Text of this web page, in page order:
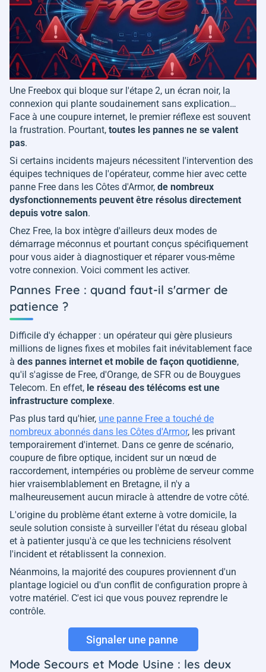
Une Freebox qui bloque sur l'étape 2, un écran noir, la
connexion qui plante soudainement sans explication…
Face à une coupure internet, le premier réflexe est souvent
la frustration. Pourtant, toutes les pannes ne se valent
pas.
Si certains incidents majeurs nécessitent l'intervention des
équipes techniques de l'opérateur, comme hier avec cette
panne Free dans les Côtes d'Armor, de nombreux
dysfonctionnements peuvent être résolus directement
depuis votre salon.
Chez Free, la box intègre d'ailleurs deux modes de
démarrage méconnus et pourtant conçus spécifiquement
pour vous aider à diagnostiquer et réparer vous-même
votre connexion. Voici comment les activer.
Pannes Free : quand faut-il s'armer de
patience ?
Difficile d'y échapper : un opérateur qui gère plusieurs
millions de lignes fixes et mobiles fait inévitablement face
à des pannes internet et mobile de façon quotidienne,
qu'il s'agisse de Free, d'Orange, de SFR ou de Bouygues
Telecom. En effet, le réseau des télécoms est une
infrastructure complexe.
Pas plus tard qu'hier, une panne Free a touché de
nombreux abonnés dans les Côtes d'Armor, les privant
temporairement d'internet. Dans ce genre de scénario,
coupure de fibre optique, incident sur un nœud de
raccordement, intempéries ou problème de serveur comme
hier vraisemblablement en Bretagne, il n'y a
malheureusement aucun miracle à attendre de votre côté.
L'origine du problème étant externe à votre domicile, la
seule solution consiste à surveiller l'état du réseau global
et à patienter jusqu'à ce que les techniciens résolvent
l'incident et rétablissent la connexion.
Néanmoins, la majorité des coupures proviennent d'un
plantage logiciel ou d'un conflit de configuration propre à
votre matériel. C'est ici que vous pouvez reprendre le
contrôle.
Signaler une panne
Mode Secours et Mode Usine : les deux